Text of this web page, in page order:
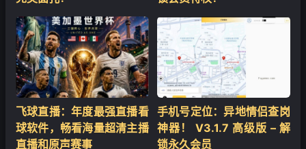
飞球直播：年度最强直播看
球软件，畅看海量超清主播
直播和原声赛事
手机号定位：异地情侣查岗
神器！ V3.1.7 高级版 – 解
锁永久会员